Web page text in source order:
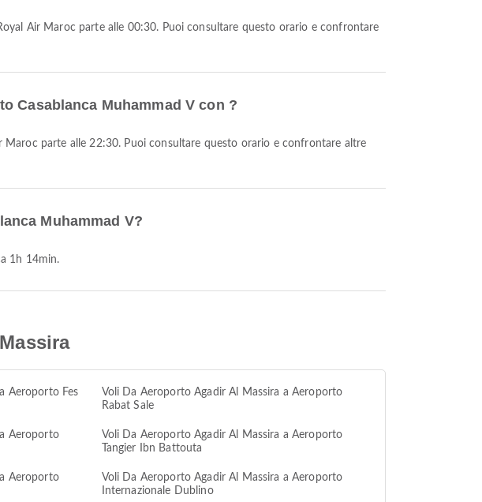
Casablanca Muhammad V con ?
Muhammad V?
1h 14min.
Aeroporto Fes
Voli Da Aeroporto Agadir Al Massira a Aeroporto
Rabat Sale
Aeroporto
Voli Da Aeroporto Agadir Al Massira a Aeroporto
Tangier Ibn Battouta
Aeroporto
Voli Da Aeroporto Agadir Al Massira a Aeroporto
Internazionale Dublino